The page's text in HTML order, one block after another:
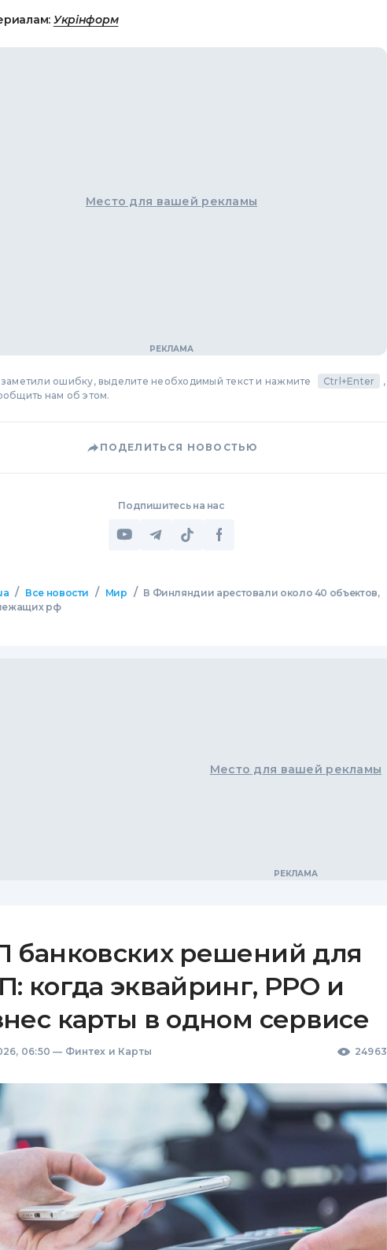
Укрінформ
Место для вашей рекламы
ошибку, выделите необходимый текст и нажмите Ctrl+Enter
,
нам об этом.
ПОДЕЛИТЬСЯ НОВОСТЬЮ
Подпишитесь на нас
/ Все новости / Мир / В Финляндии арестовали около 40 объектов,
рф
Место для вашей рекламы
банковских решений для
когда эквайринг, РРО и
карты в одном сервисе
06:50 — Финтех и Карты 24963